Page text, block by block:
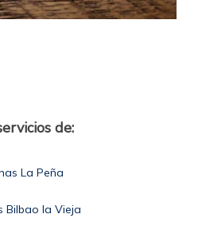
de:
La Peña
Bilbao la Vieja